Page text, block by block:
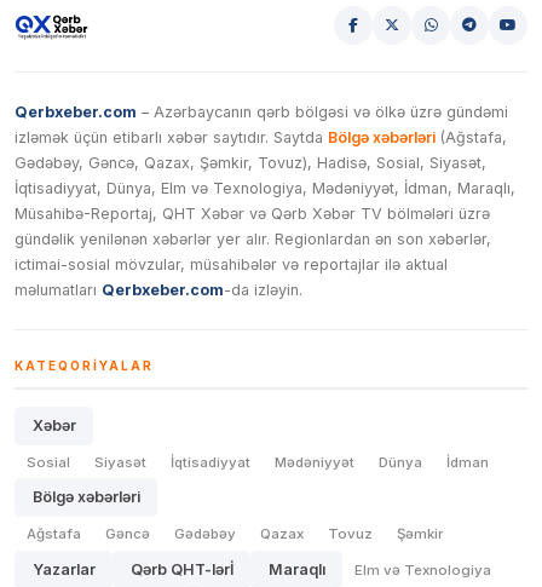
Qerbxeber.com – Azərbaycanın qərb bölgəsi və ölkə üzrə gündəmi
izləmək üçün etibarlı xəbər saytıdır. Saytda Bölgə xəbərləri (Ağstafa,
Gədəbəy, Gəncə, Qazax, Şəmkir, Tovuz), Hadisə, Sosial, Siyasət,
İqtisadiyyat, Dünya, Elm və Texnologiya, Mədəniyyət, İdman, Maraqlı,
Müsahibə-Reportaj, QHT Xəbər və Qərb Xəbər TV bölmələri üzrə
gündəlik yenilənən xəbərlər yer alır. Regionlardan ən son xəbərlər,
ictimai-sosial mövzular, müsahibələr və reportajlar ilə aktual
məlumatları Qerbxeber.com-da izləyin.
KATEQORIYALAR
Xəbər
Sosial Siyasət İqtisadiyyat Mədəniyyət Dünya İdman
Bölgə xəbərləri
Ağstafa Gəncə Gədəbəy Qazax Tovuz Şəmkir
Yazarlar Qərb QHT-lərİ Maraqlı Elm və Texnologiya